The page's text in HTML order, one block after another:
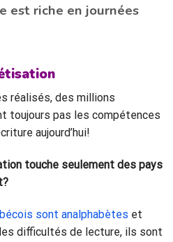
est riche en journées
réalisés, des millions
toujours pas les compétences
aujourd’hui!
touche seulement des pays
sont analphabètes et
difficultés de lecture, ils sont